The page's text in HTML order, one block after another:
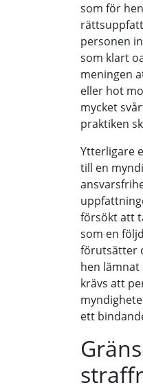
som för
personen
som klart
meningen
eller hot
mycket
praktiken
Ytterligare
till en
försökt att
som en
förutsätter
hen
krävs att
ett